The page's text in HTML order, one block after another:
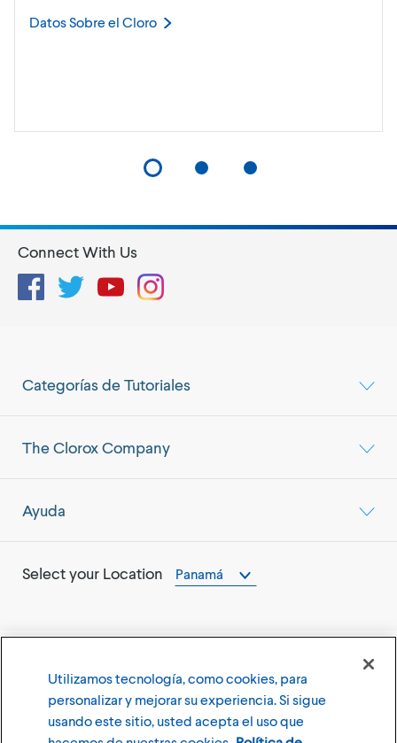
Datos Sobre el Cloro
Categorías de Tutoriales
The Clorox Company
Ayuda
Select your Location Panamá
Connect With Us
FacebookTwitterYouTubeInstagram
Terms of Use Privacy Policy
Utilizamos tecnología, como cookies, para
personalizar y mejorar su experiencia. Si sigue
usando este sitio, usted acepta el uso que